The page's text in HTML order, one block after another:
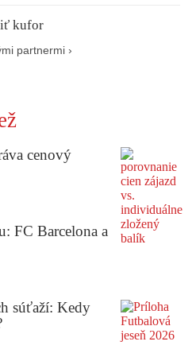
kufor
partnermi ›
cenový
FC Barcelona a
súťaží: Kedy